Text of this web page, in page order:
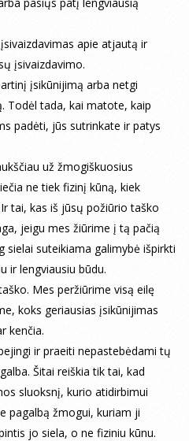
apie atjautą ir
įsivaizdavimo.
įsikūnijimą arba netgi
Todėl tada, kai matote, kaip
padėti, jūs sutrinkate ir patys
už žmogiškuosius
ne tiek fizinį kūną, kiek
tai, kas iš jūsų požiūrio taško
jeigu mes žiūrime į tą pačią
suteikiama galimybė išpirkti
ir lengviausiu būdu.
Mes peržiūrime visą eilę
koks geriausias įsikūnijimas
kenčia.
ir praeiti nepastebėdami tų
Šitai reiškia tik tai, kad
sluoksnį, kurio atidirbimui
pagalbą žmogui, kuriam ji
jo siela, o ne fiziniu kūnu.